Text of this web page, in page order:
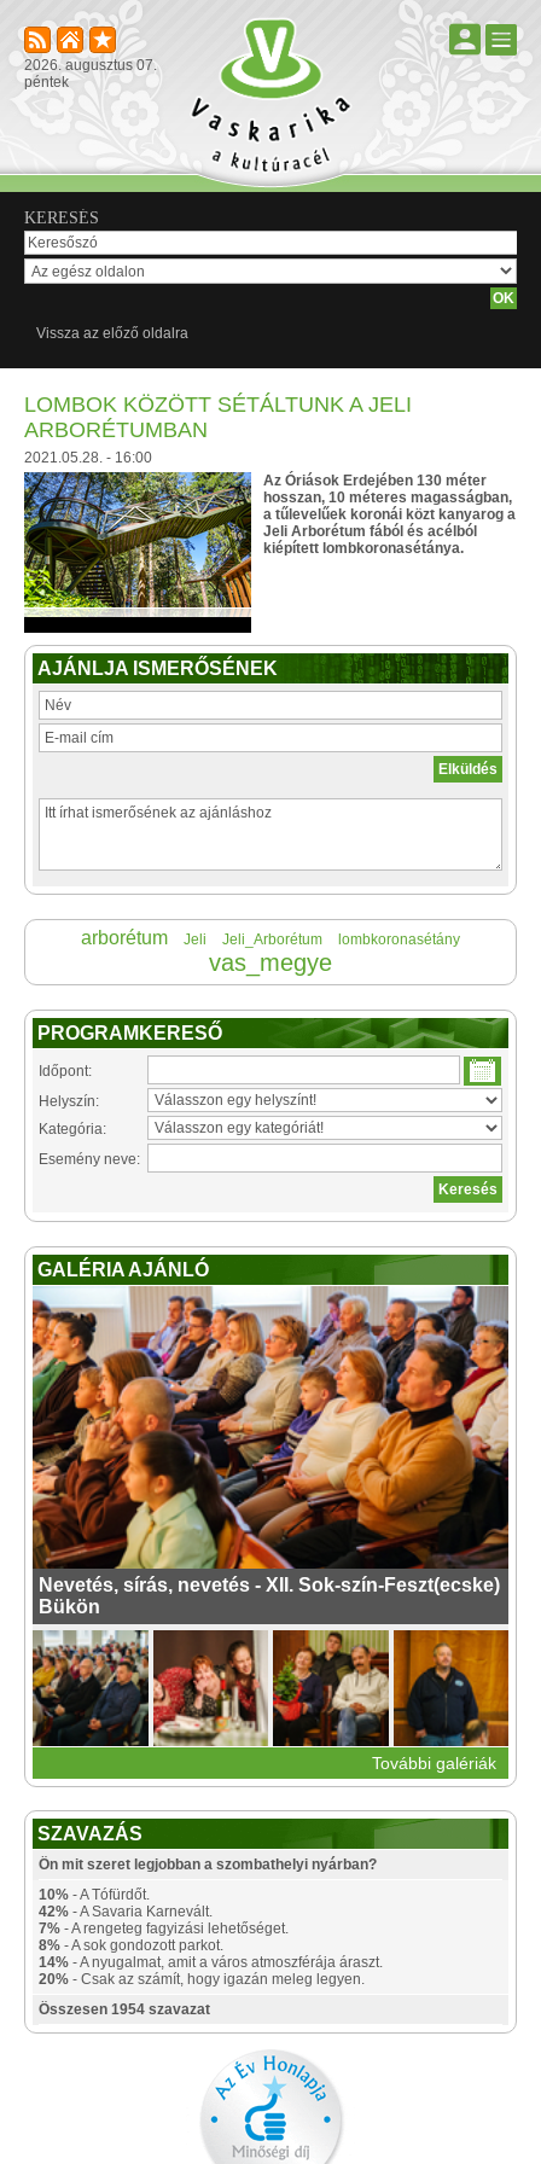
2026. augusztus 07.
péntek
KERESÉS
Vissza az előző oldalra
LOMBOK KÖZÖTT SÉTÁLTUNK A JELI
ARBORÉTUMBAN
2021.05.28. - 16:00
Az Óriások Erdejében 130 méter
hosszan, 10 méteres magasságban,
a tűlevelűek koronái közt kanyarog a
Jeli Arborétum fából és acélból
kiépített lombkoronasétánya.
AJÁNLJA ISMERŐSÉNEK
arborétum Jeli Jeli_Arborétum lombkoronasétány
vas_megye
PROGRAMKERESŐ
Időpont:
Helyszín:
Kategória:
Esemény neve:
GALÉRIA AJÁNLÓ
Nevetés, sírás, nevetés - XII. Sok-szín-Feszt(ecske)
Bükön
További galériák
SZAVAZÁS
Ön mit szeret legjobban a szombathelyi nyárban?
10% - A Tófürdőt.
42% - A Savaria Karnevált.
7% - A rengeteg fagyizási lehetőséget.
8% - A sok gondozott parkot.
14% - A nyugalmat, amit a város atmoszférája áraszt.
20% - Csak az számít, hogy igazán meleg legyen.
Összesen 1954 szavazat